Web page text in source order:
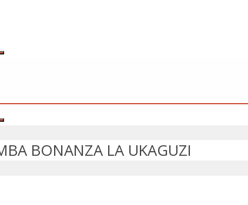
BONANZA LA UKAGUZI